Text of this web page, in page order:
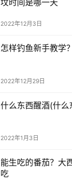
坟时间是哪一天
2022年12月3日
怎样钓鱼新手教学
2022年12月29日
什么东西醒酒(什么
2022年1月3日
能生吃的番茄？大
吃